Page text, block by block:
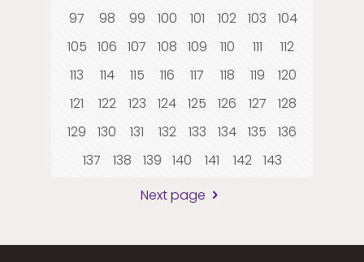
97
98 99 100 101 102 103
104
105
106 107 108 109 110 111
112
113
114 115 116 117 118 119
120
121
122 123 124 125 126 127
128
129
130 131 132 133 134 135
136
137
138 139 140 141 142
143
Next page